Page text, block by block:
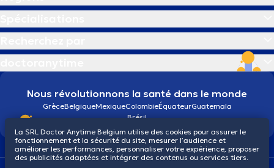
Nous révolutionnons la santé dans le monde
GrèceBelgiqueMexiqueColombieÉquateurGuatemala
Brésil
La SRL Doctor Anytime Belgium utilise des cookies pour assurer le
fonctionnement et la sécurité du site, mesurer l’audience et
améliorer les performances, personnaliser votre expérience, proposer
des publicités adaptées et intégrer des contenus ou services tiers.